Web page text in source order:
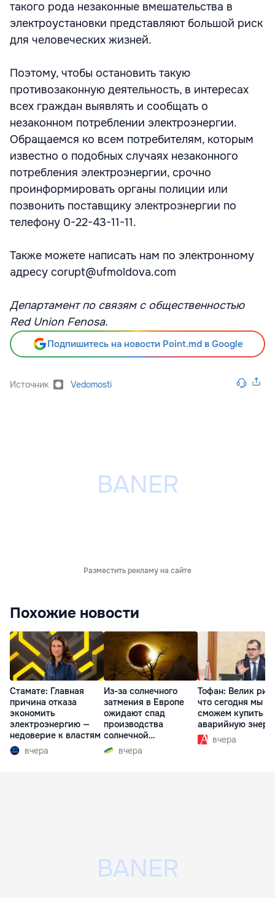
такого рода незаконные вмешательства в
электроустановки представляют большой риск
для человеческих жизней.
Поэтому, чтобы остановить такую
противозаконную деятельность, в интересах
всех граждан выявлять и сообщать о
незаконном потреблении электроэнергии.
Обращаемся ко всем потребителям, которым
известно о подобных случаях незаконного
потребления электроэнергии, срочно
проинформировать органы полиции или
позвонить поставщику электроэнергии по
телефону 0-22-43-11-11.
Также можете написать нам по электронному
адресу corupt@ufmoldova.com
Департамент по связям с общественностью
Red Union Fenosa.
Подпишитесь на новости Point.md в Google
Источник Vedomosti
Разместить рекламу на сайте
Похожие новости
Стамате: Главная
причина отказа
экономить
электроэнергию —
недоверие к властям
вчера
Из-за солнечного
затмения в Европе
ожидают спад
производства
солнечной
электроэнергии
вчера
Тофан: Велик
что сегодня мы не
сможем купить
аварийную
вчера